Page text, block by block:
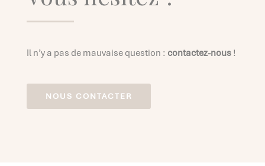
Il n’y a pas de mauvaise question : contactez-nous!
NOUS CONTACTER